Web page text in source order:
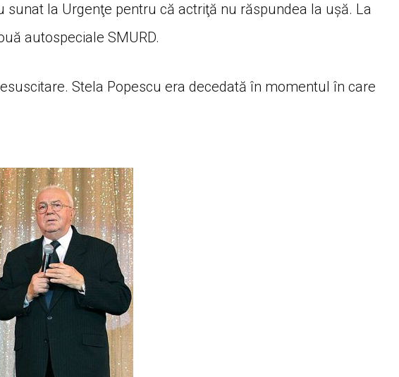
sunat la Urgenţe pentru că actriţă nu răspundea la uşă. La
autospeciale SMURD.
Stela Popescu era decedată în momentul în care